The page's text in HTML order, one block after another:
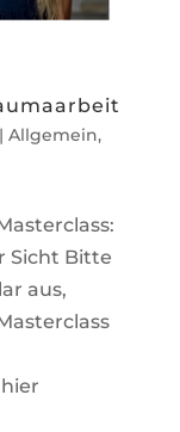
Allgemein,
Sicht Bitte
aus,